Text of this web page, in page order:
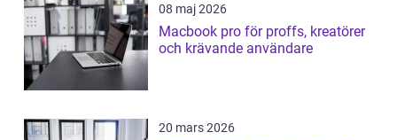
08 maj 2026
Macbook pro för proffs, kreatörer
och krävande användare
20 mars 2026